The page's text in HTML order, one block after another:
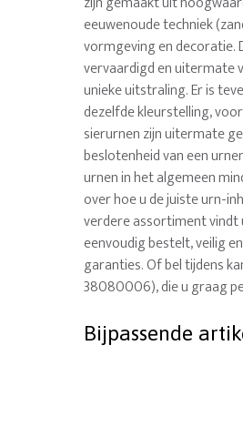
eeuwenoude techniek
vormgeving en decoratie.
vervaardigd en uitermate
unieke uitstraling. Er is
dezelfde kleurstelling,
sierurnen zijn uitermate
beslotenheid van een
urnen in het algemeen
over hoe u de juiste urn-
verdere assortiment vindt
eenvoudig bestelt, veilig
garanties. Of bel tijdens
38080006), die u graag
Bijpassende